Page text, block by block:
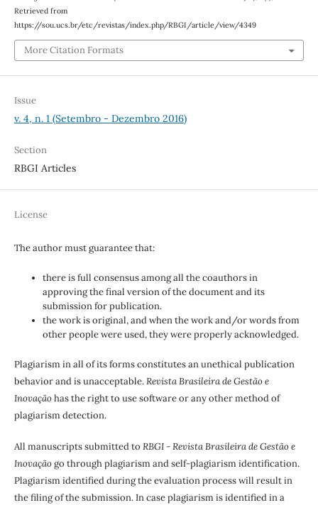
Retrieved from
https://sou.ucs.br/etc/revistas/index.php/RBGI/article/view/4349
More Citation Formats
Issue
v. 4, n. 1 (Setembro - Dezembro 2016)
Section
RBGI Articles
License
The author must guarantee that:
there is full consensus among all the coauthors in
approving the final version of the document and its
submission for publication.
the work is original, and when the work and/or words from
other people were used, they were properly acknowledged.
Plagiarism in all of its forms constitutes an unethical publication
behavior and is unacceptable.Revista Brasileira de Gestão e
Inovaçãohas the right to use software or any other method of
plagiarism detection.
All manuscripts submitted to RBGI - Revista Brasileira de Gestão e
Inovaçãogo through plagiarism and self-plagiarism identification.
Plagiarism identified during the evaluation process will result in
the filing of the submission. In case plagiarism is identified in a